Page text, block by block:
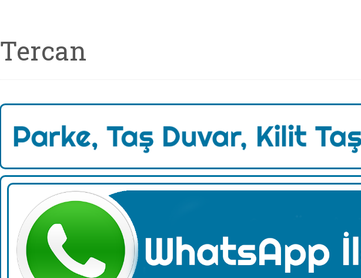
Tercan